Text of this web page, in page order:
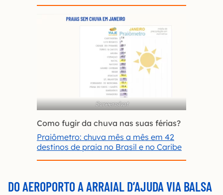
Screenshot
Como fugir da chuva nas suas férias?
Praiômetro: chuva mês a mês em 42
destinos de praia no Brasil e no Caribe
DO AEROPORTO A ARRAIAL D’AJUDA VIA BALSA